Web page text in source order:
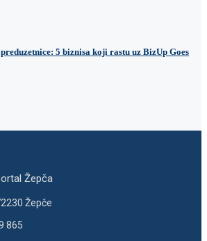
5 biznisa koji rastu uz BizUp Goes
Žepča
Žepče
865